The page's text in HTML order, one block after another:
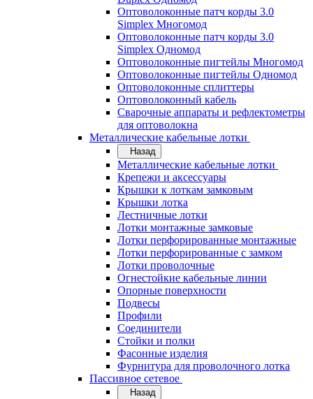
Оптоволоконные патч корды 3.0
Simplex Многомод
Оптоволоконные патч корды 3.0
Simplex Одномод
Оптоволоконные пигтейлы Многомод
Оптоволоконные пигтейлы Одномод
Оптоволоконные сплиттеры
Оптоволоконный кабель
Сварочные аппараты и рефлектометры
для оптоволокна
Металлические кабельные лотки
Назад
Металлические кабельные лотки
Крепежи и аксессуары
Крышки к лоткам замковым
Крышки лотка
Лестничные лотки
Лотки монтажные замковые
Лотки перфорированные монтажные
Лотки перфорированные с замком
Лотки проволочные
Огнестойкие кабельные линии
Опорные поверхности
Подвесы
Профили
Соединители
Стойки и полки
Фасонные изделия
Фурнитура для проволочного лотка
Пассивное сетевое
Назад